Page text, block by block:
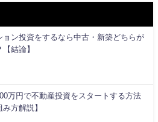
ョン投資をするなら中古・新築どちらが
結論】
万円で不動産投資をスタートする方法
み方解説】